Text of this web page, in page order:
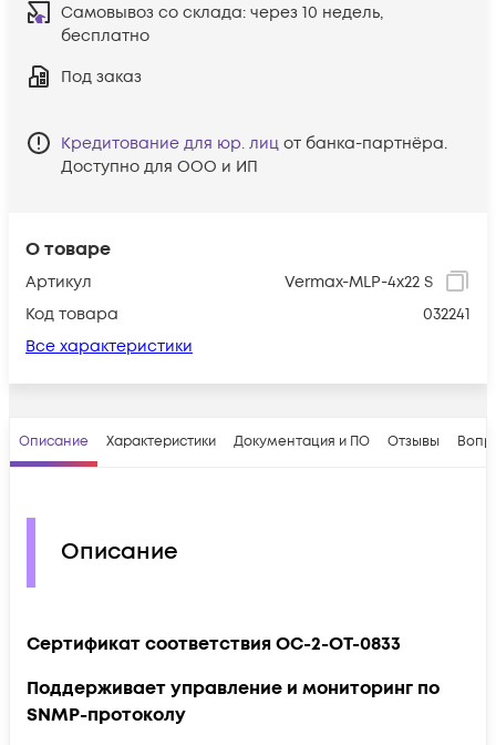
О товаре
Артикул
Vermax-MLP-4x22 S
Код товара
032241
Все характеристики
Самовывоз со склада: через 10 недель,
бесплатно
Под заказ
Кредитование для юр. лиц от банка-партнёра.
Доступно для ООО и ИП
Описание Характеристики Документация и ПО Отзывы
Описание
Сертификат соответствия OC-2-OT-0833
Поддерживает управление и мониторинг по
SNMP-протоколу